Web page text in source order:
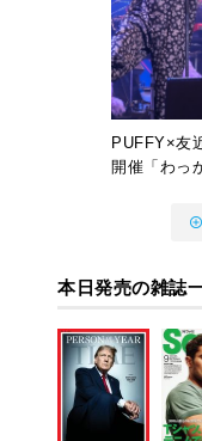
PUFFY×友
開催「わっ
本日発売の雑誌